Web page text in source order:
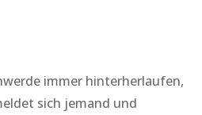
immer hinterherlaufen,
sich jemand und